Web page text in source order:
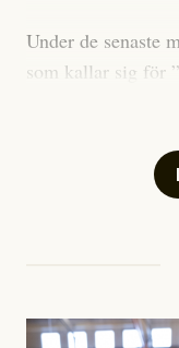
Under de senaste
som kallar sig för
skriver för? Vad
oberoende”
utpekas som